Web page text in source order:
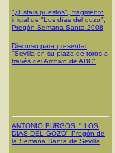
"¿Estais puestos", fragmento
inicial de "Los días del gozo",
Pregón Semana Santa 2008
Discurso para presentar
"Sevilla en su plaza de toros a
través del Archivo de ABC"
ANTONIO BURGOS: " LOS
DÍAS DEL GOZO" Pregón de
la Semana Santa de Sevilla